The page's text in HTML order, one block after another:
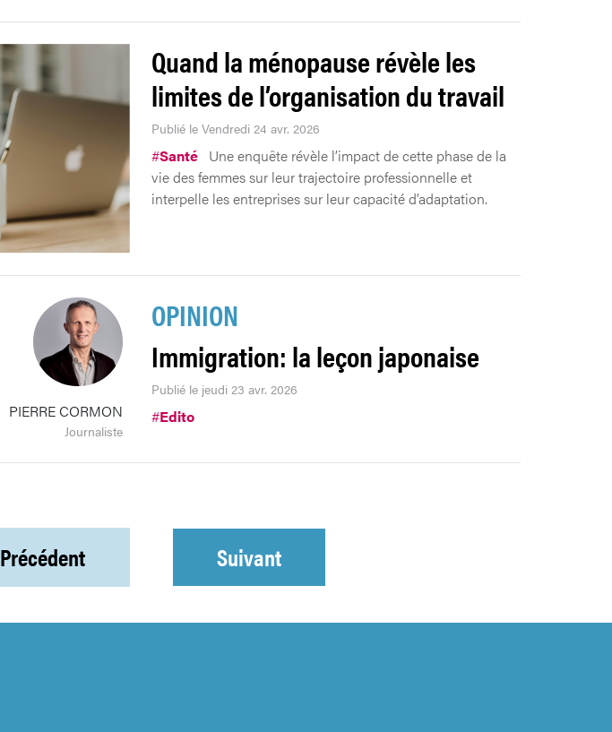
Quand la ménopause révèle les
limites de l’organisation du travail
Publié le Vendredi 24 avr. 2026
#Santé Une enquête révèle l’impact de cette phase de la
vie des femmes sur leur trajectoire professionnelle et
interpelle les entreprises sur leur capacité d’adaptation.
PIERRE CORMON
Journaliste
OPINION
Immigration: la leçon japonaise
Publié le jeudi 23 avr. 2026
#Edito
Précédent Suivant